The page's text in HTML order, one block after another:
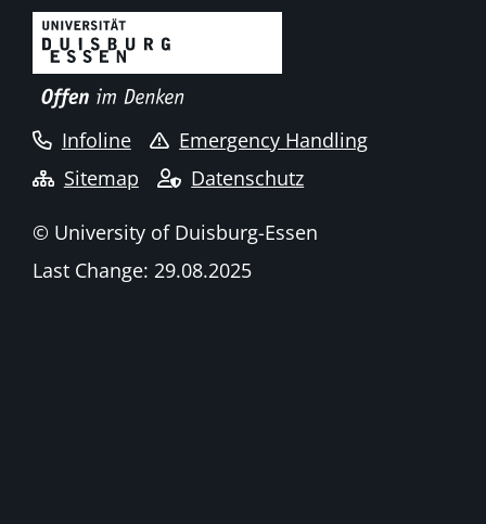
Infoline
Emergency Handling
Sitemap
Datenschutz
© University of Duisburg-Essen
Last Change: 29.08.2025